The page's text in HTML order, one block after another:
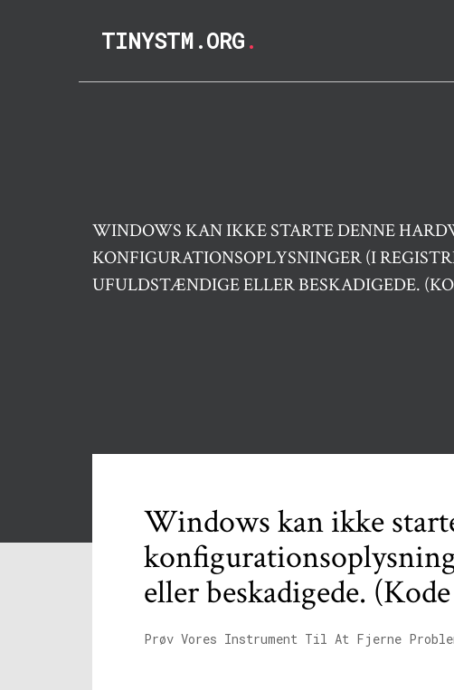
TINYSTM.ORG.
WINDOWS KAN IKKE STARTE DENNE
KONFIGURATIONSOPLYSNINGER (I
UFULDSTÆNDIGE ELLER BESKADIGEDE.
Windows kan ikke
eller beskadigede.
Prøv Vores Instrument Til At Fjerne